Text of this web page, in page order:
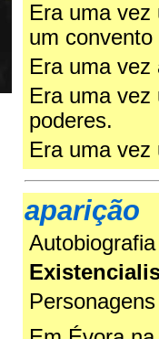
Era uma vez
um
Era uma vez
Era uma vez
poderes.
Era uma
aparição
Personagens